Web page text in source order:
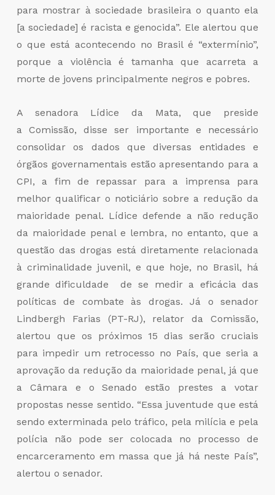
para mostrar à sociedade brasileira o quanto ela
[a sociedade] é racista e genocida”. Ele alertou que
o que está acontecendo no Brasil é “extermínio”,
porque a violência é tamanha que acarreta a
morte de jovens principalmente negros e pobres.
A senadora Lídice da Mata, que preside
a Comissão, disse ser importante e necessário
consolidar os dados que diversas entidades e
órgãos governamentais estão apresentando para a
CPI, a fim de repassar para a imprensa para
melhor qualificar o noticiário sobre a redução da
maioridade penal. Lídice defende a não redução
da maioridade penal e lembra, no entanto, que a
questão das drogas está diretamente relacionada
à criminalidade juvenil, e que hoje, no Brasil, há
grande dificuldade de se medir a eficácia das
políticas de combate às drogas. Já o senador
Lindbergh Farias (PT-RJ), relator da Comissão,
alertou que os próximos 15 dias serão cruciais
para impedir um retrocesso no País, que seria a
aprovação da redução da maioridade penal, já que
a Câmara e o Senado estão prestes a votar
propostas nesse sentido. “Essa juventude que está
sendo exterminada pelo tráfico, pela milícia e pela
polícia não pode ser colocada no processo de
encarceramento em massa que já há neste País”,
alertou o senador.